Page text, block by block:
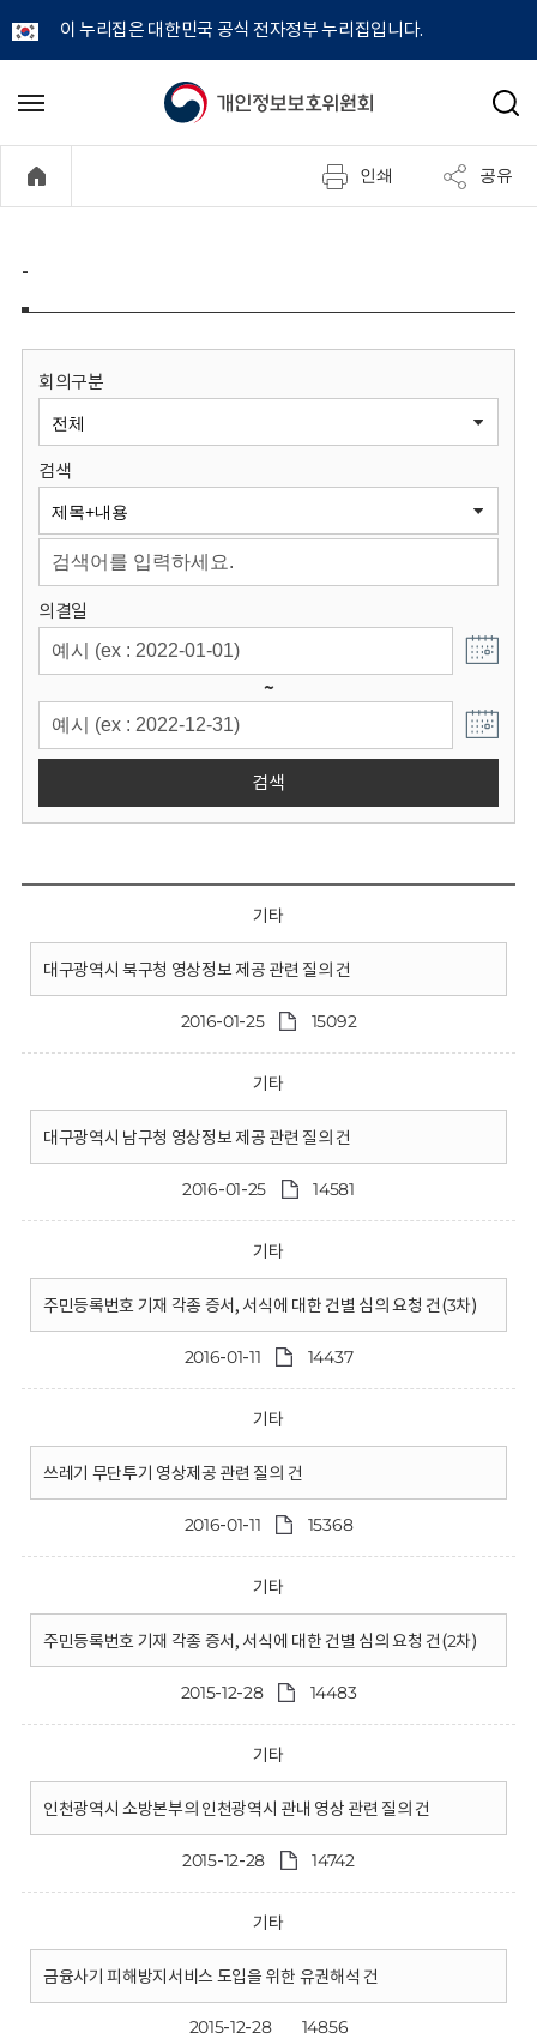
이 누리집은 대한민국 공식 전자정부 누리집입니다.
개
정
보
원
회
메
기
검
인쇄 공유
-
회의구분
검색
의결일
~
검색
기타
대구광역시 북구청 영상정보 제공 관련 질의 건
2016-01-25 15092
기타
대구광역시 남구청 영상정보 제공 관련 질의 건
2016-01-25 14581
기타
주민등록번호 기재 각종 증서, 서식에 대한 건별 심의 요청 건(3차)
2016-01-11 14437
기타
쓰레기 무단투기 영상제공 관련 질의 건
2016-01-11 15368
기타
주민등록번호 기재 각종 증서, 서식에 대한 건별 심의 요청 건(2차)
2015-12-28 14483
기타
인천광역시 소방본부의 인천광역시 관내 영상 관련 질의 건
2015-12-28 14742
기타
금융사기 피해방지서비스 도입을 위한 유권해석 건
2015-12-28 14856